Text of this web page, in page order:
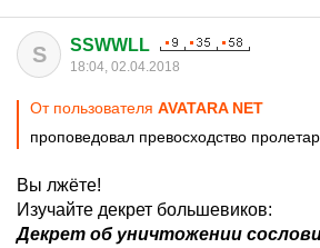
S SSWWLL
18:04, 02.04.2018
От пользователя AVATARA NET
проповедовал превосходство
Вы лжёте!
Изучайте декрет большевиков:
Декрет об уничтожении